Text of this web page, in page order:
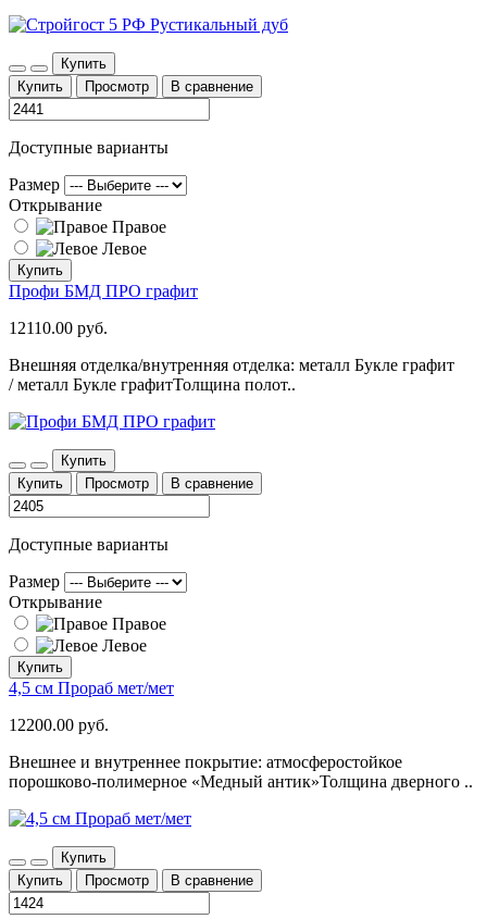
Купить
Купить
Просмотр В сравнение
Доступные варианты
Размер
Открывание
Правое
Левое
Купить
Профи БМД ПРО графит
12110.00 руб.
Внешняя отделка/внутренняя отделка: металл Букле графит
/ металл Букле графитТолщина полот..
Купить
Купить
Просмотр В сравнение
Доступные варианты
Размер
Открывание
Правое
Левое
Купить
4,5 см Прораб мет/мет
12200.00 руб.
Внешнее и внутреннее покрытие: атмосферостойкое
порошково-полимерное «Медный антик»Толщина дверного ..
Купить
Купить
Просмотр В сравнение